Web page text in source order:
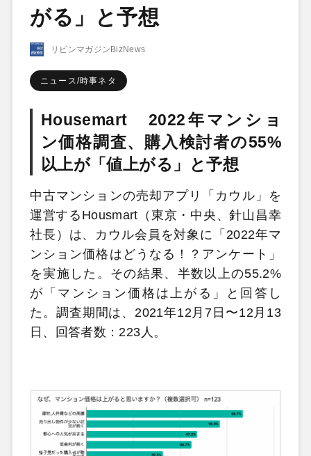
がる」と予想
リビンマガジンBizNews
ニュース/時事ネタ
Housemart 2022年マンショ
ン価格調査、購入検討者の55%
以上が「値上がる」と予想
中古マンションの売却アプリ「カウル」を
運営するHousmart（東京・中央、針山昌幸
社長）は、カウル会員を対象に「2022年マ
ンション価格はどうなる！？アンケート」
を実施した。その結果、半数以上の55.2%
が「マンション価格は上がる」と回答し
た。調査期間は、2021年12月7日〜12月13
日、回答者数：223人。